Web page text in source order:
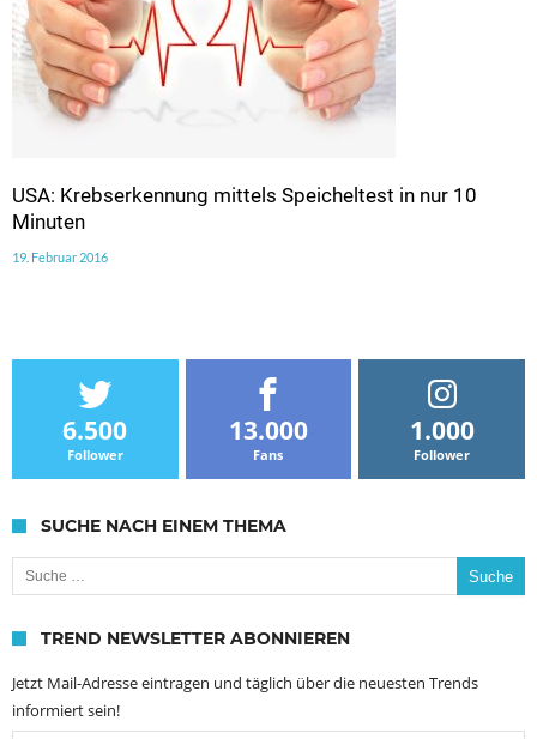
USA: Krebserkennung mittels Speicheltest in nur 10
Minuten
19. Februar 2016
6.500
Follower
13.000
Fans
1.000
Follower
SUCHE NACH EINEM THEMA
Suche nach:
TREND NEWSLETTER ABONNIEREN
Jetzt Mail-Adresse eintragen und täglich über die neuesten Trends
informiert sein!